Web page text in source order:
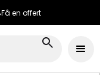
Få en offert